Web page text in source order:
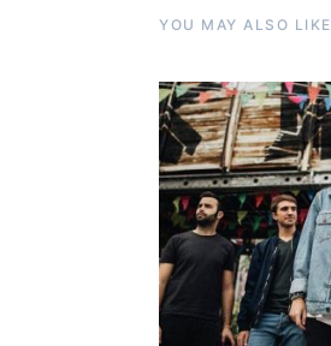
YOU MAY ALSO LIKE